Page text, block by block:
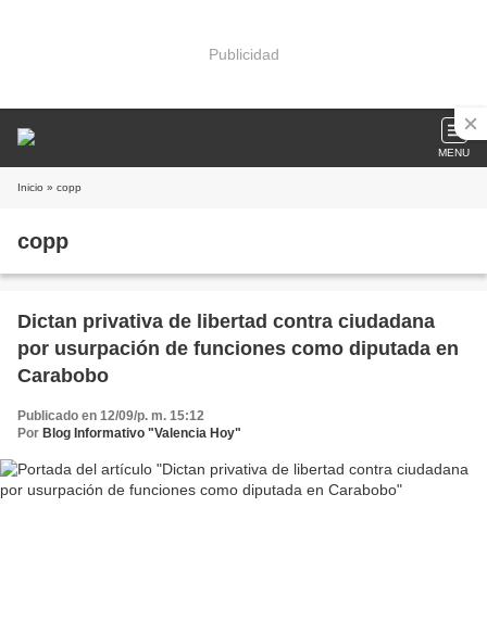
Publicidad
MENU
Inicio » copp
copp
Dictan privativa de libertad contra ciudadana
por usurpación de funciones como diputada en
Carabobo
Publicado en 12/09/p. m. 15:12
Por Blog Informativo "Valencia Hoy"